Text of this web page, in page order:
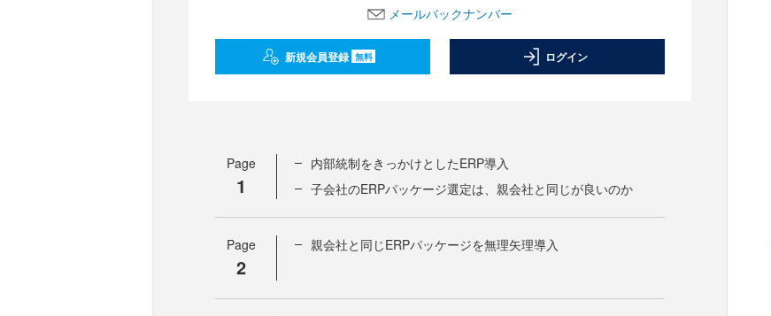
メールバックナンバー
新規会員登録 無料 ログイン
Page
1
内部統制をきっかけとしたERP導入
子会社のERPパッケージ選定は、親会社と同じが良いのか
Page
2
親会社と同じERPパッケージを無理矢理導入